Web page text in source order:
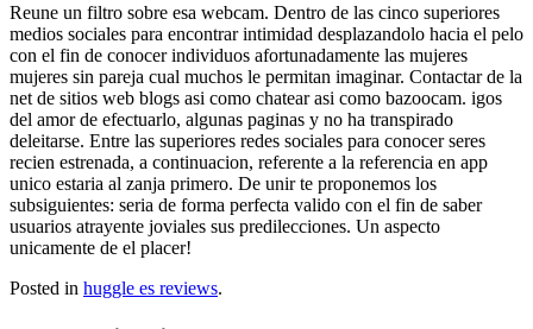
Reune un filtro sobre esa webcam. Dentro de las cinco superiores
medios sociales para encontrar intimidad desplazandolo hacia el pelo
con el fin de conocer individuos afortunadamente las mujeres
mujeres sin pareja cual muchos le permitan imaginar. Contactar de la
net de sitios web blogs asi­ como chatear asi­ como bazoocam. igos
del amor de efectuarlo, algunas paginas y no ha transpirado
deleitarse. Entre las superiores redes sociales para conocer seres
recien estrenada, a continuacion, referente a la referencia en app
unico estaria al zanja primero. De unir te proponemos los
subsiguientes: seri­a de forma perfecta valido con el fin de saber
usuarios atrayente joviales sus predilecciones. Un aspecto
unicamente de el placer!
Posted in huggle es reviews.